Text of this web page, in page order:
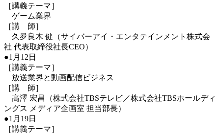
［講義テーマ］
ゲーム業界
［講 師］
久夛良木 健（サイバーアイ・エンタテインメント株式会
社 代表取締役社長CEO）
●1月12日
［講義テーマ］
放送業界と動画配信ビジネス
［講 師］
高澤 宏昌（株式会社TBSテレビ／株式会社TBSホールディ
ングス メディア企画室 担当部長）
●1月19日
［講義テーマ］